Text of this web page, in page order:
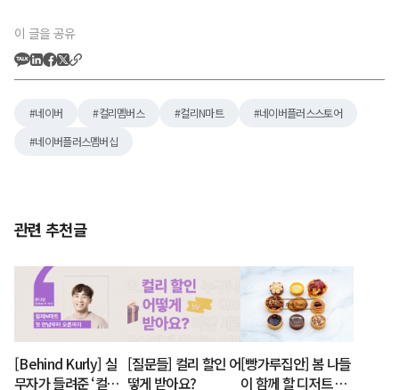
이 글을 공유
네이버 컬리멤버스 컬리N마트
네이버플러스스토어
네이버플러스멤버십
관련 추천글
[Behind Kurly] 실
무자가 들려준 ‘컬리
[질문들] 컬리 할인 어
떻게 받아요?
[빵가루집안] 봄 나들
이 함께 할 디저트 페